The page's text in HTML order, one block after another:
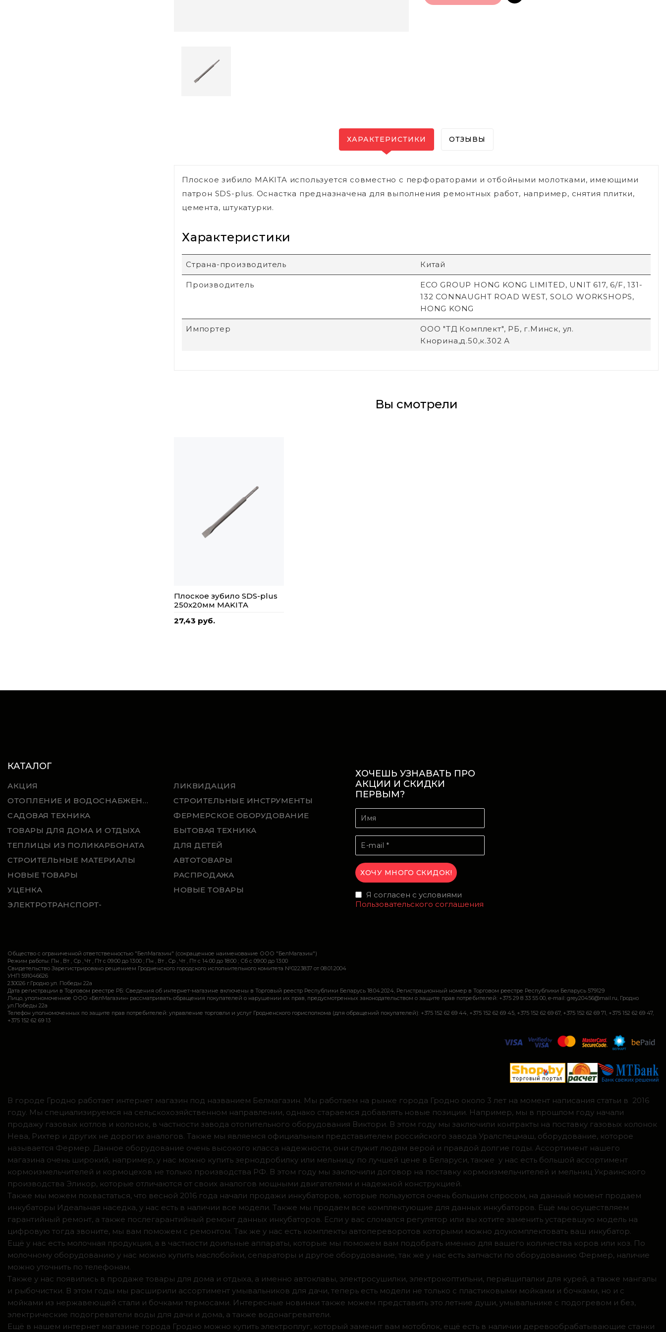
ХАРАКТЕРИСТИКИ ОТЗЫВЫ
Плоское зибило MAKITA используется совместно с перфораторами и отбойными молотками, имеющими
патрон SDS-plus. Оснастка предназначена для выполнения ремонтных работ, например, снятия плитки,
цемента, штукатурки.
Характеристики
Страна-производитель Китай
Производитель
ECO GROUP HONG KONG LIMITED, UNIT 617, 6/F, 131-
132 CONNAUGHT ROAD WEST, SOLO WORKSHOPS,
HONG KONG
Импортер
ООО "ТД Комплект", РБ, г.Минск, ул.
Кнорина,д.50,к.302 А
Вы смотрели
Плоское зубило SDS-plus
250х20мм MAKITA
27,43 руб.
КАТАЛОГ
АКЦИЯ
ЛИКВИДАЦИЯ
ОТОПЛЕНИЕ И ВОДОСНАБЖЕНИЕ
СТРОИТЕЛЬНЫЕ ИНСТРУМЕНТЫ
САДОВАЯ ТЕХНИКА
ФЕРМЕРСКОЕ ОБОРУДОВАНИЕ
ТОВАРЫ ДЛЯ ДОМА И ОТДЫХА
БЫТОВАЯ ТЕХНИКА
ТЕПЛИЦЫ ИЗ ПОЛИКАРБОНАТА
ДЛЯ ДЕТЕЙ
СТРОИТЕЛЬНЫЕ МАТЕРИАЛЫ
АВТОТОВАРЫ
НОВЫЕ ТОВАРЫ
РАСПРОДАЖА
УЦЕНКА
НОВЫЕ ТОВАРЫ
ЭЛЕКТРОТРАНСПОРТ-
ХОЧЕШЬ УЗНАВАТЬ ПРО
АКЦИИ И СКИДКИ
ПЕРВЫМ?
Я согласен с условиями
Пользовательского соглашения
Общество с ограниченной ответственностью "БелМагазин" (сокращенное наименование ООО "БелМагазин")
Режим работы: Пн , Вт , Ср , Чт , Пт c 09:00 до 13:00 ; Пн , Вт , Ср , Чт , Пт c 14:00 до 18:00 ; Сб c 09:00 до 13:00
Свидетельство Зарегистрировано решением Гродненского городского исполнительного комитета №0223837 от 08.01.2004
УНП 591046626
230026 г.Гродно ул. Победы 22а
Дата регистрации в Торговом реестре РБ: Сведения об интернет-магазине включены в Торговый реестр Республики Беларусь 18.04.2024, Регистрационный номер в Торговом реестре Республики Беларусь 579129
Лицо, уполномоченное ООО «БелМагазин» рассматривать обращения покупателей о нарушении их прав, предусмотренных законодательством о защите прав потребителей: +375 29 8 33 55 00, e-mail: grey20456@mail.ru, Гродно
ул.Победы 22а
Телефон уполномоченных по защите прав потребителей: управление торговли и услуг Гродненского горисполкома (для обращений покупателей): +375 152 62 69 44, +375 152 62 69 45, +375 152 62 69 67, +375 152 62 69 71, +375 152 62 69 47,
+375 152 62 69 13
В городе Гродно работает интернет магазин под названием Белмагазин. Мы работаем на рынке города Гродно около 3 лет на момент написания статьи в 2016
году. Мы специализируемся на сельскохозяйственном направлении, однако стараемся добавлять новые позиции. Например, мы в прошлом году начали
продажу газовых котлов и колонок, в частности завода отопительного оборудования Виктори. В этом году мы заключили контракты на поставку газовых колонок
Нева, Рихтер и других не дорогих аналогов. Также мы являемся официальным представителем российского завода Уралспецмаш, оборудование, которое
называется Фермер. Данное оборудование очень высокого класса надежности, они служит людям верой и правдой долгие годы. Ассортимент нашего
магазина очень широкий, например, у нас можно купить зернодробилку или мельницу по лучшей цене в Беларуси, также у нас есть большой ассортимент
кормоизмельчителей и кормоцехов не только производства РФ. В этом году мы заключили договор на поставку кормоизмельчителей и мельниц Украинского
производства Эликор, которые отличаются от своих аналогов мощными двигателями и надежной конструкцией.
Также мы можем похвастаться, что весной 2016 года начали продажи инкубаторов, которые пользуются очень большим спросом, на данный момент продаем
инкубаторы Идеальная наседка, у нас есть в наличии все модели. Также мы продаем все комплектующие для данных инкубаторов. Ещё мы осуществляем
гарантийный ремонт, а также послегарантийный ремонт данных инкубаторов. Если у вас сломался регулятор или вы хотите заменить устаревшую модель на
цифровую тогда звоните, мы вам поможем с ремонтом. Так же у нас есть комплекты автопереворотов которыми можно доукомплектовать ваш инкубатор.
Ещё у нас есть молочная продукция, а в частности доильные аппараты, которые мы поможем вам подобрать именно для вашего количества коров или коз. По
молочному оборудованию у нас можно купить маслобойки, сепараторы и другое оборудование, так же у нас есть запчасти по оборудованию Фермер, наличие
можно уточнить по телефонам.
Также у нас появились в продаже товары для дома и отдыха, а именно автоклавы, электросушилки, электрокоптильни, перьящипалки для курей, а также мангалы
и рыбочистки. В этом годы мы расширили ассортимент умывальников для дачи, теперь есть модели не только с пластиковыми мойками и бочками, но и с
мойками из нержавеющей стали и бочками термосами. Интересные новинки также можем представить это летние души, умывальнике с подогревом и без,
электрические подогреватели воды для дачи и дома, а также водонагреватели.
Ещё в нашем интернет магазине города Гродно можно купить электроплуг, который заменит вам мотоблок, ещё есть в наличии деревообрабатывающие станки